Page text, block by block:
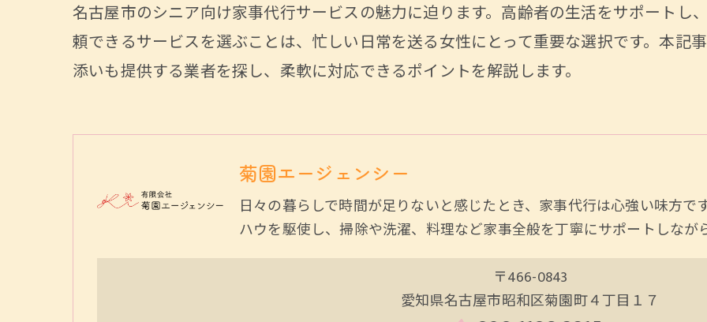
名古屋市のシニア向け家事代行サービスの魅力に迫ります。高齢者の生活をサポートし
頼できるサービスを選ぶことは、忙しい日常を送る女性にとって重要な選択です。本記
添いも提供する業者を探し、柔軟に対応できるポイントを解説します。
菊園エージェンシー
日々の暮らしで時間が足りないと感じたとき、家事代行は心強い味方で
ハウを駆使し、掃除や洗濯、料理など家事全般を丁寧にサポートしな
〒466-0843
愛知県名古屋市昭和区菊園町４丁目１７